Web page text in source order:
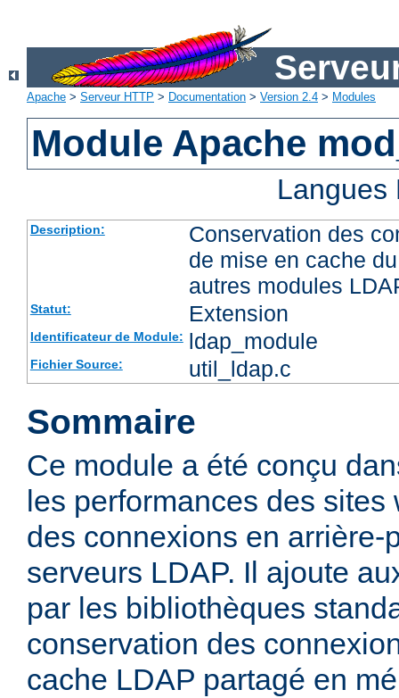
Apache > Serveur HTTP > Documentation > Version 2.4 > Modules
Module Apache
Description:
Conservation des
de mise en cache
autres modules
Statut: Extension
Identificateur de Module: ldap_module
Fichier Source: util_ldap.c
Sommaire
Ce module a été conçu
les performances des
des connexions en arrière-
serveurs LDAP. Il ajoute
par les bibliothèques
conservation des
cache LDAP partagé en